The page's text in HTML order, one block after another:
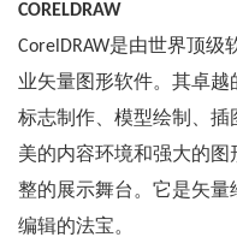
CORELDRAW
CorelDRAW是由世界顶
业矢量图形软件。其卓越
标志制作、模型绘制、
美的内容环境和强大的
整的展示舞台。它是矢量
编辑的法宝。